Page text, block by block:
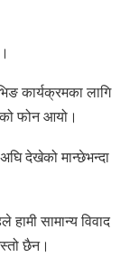
कार्यक्रमका लागि
फोन आयो।
देखेको मान्छेभन्दा
सामान्य विवाद
छैन।